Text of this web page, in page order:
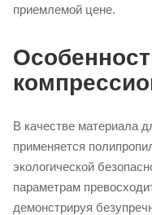
приемлемой цене.
В качестве материала
применяется
экологической
параметрам
демонстрируя